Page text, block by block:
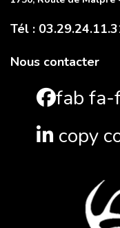
Tél :
Nous contacter
fab fa-
copy